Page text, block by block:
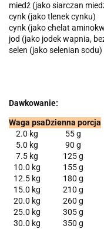
miedź (jako siarczan
cynk (jako tlenek cynku)
cynk (jako chelat
jod (jako jodek wapnia,
selen (jako selenian sodu)
Dawkowanie:
Waga psaDzienna porcja
2.0 kg
55 g
5.0 kg
90 g
7.5 kg
125 g
10.0 kg
155 g
12.5 kg
180 g
15.0 kg
210 g
20.0 kg
260 g
25.0 kg
305 g
30.0 kg
350 g